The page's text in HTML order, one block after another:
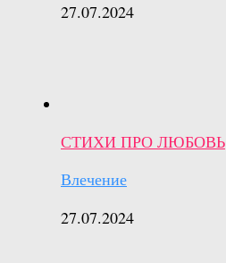
27.07.2024
СТИХИ ПРО ЛЮБОВЬ
Влечение
27.07.2024